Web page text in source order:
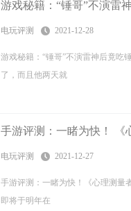
游戏秘籍：“锤哥”不演雷
电玩评测 2021-12-28
游戏秘籍：“锤哥”不演雷神后竟吃
了，而且他两天就
手游评测：一睹为快！ 《
电玩评测 2021-12-27
手游评测：一睹为快！《心理测量
即将于明年在